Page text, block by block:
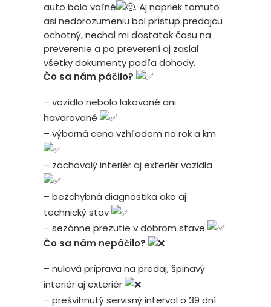
auto bolo voľné
. Aj napriek tomuto
asi nedorozumeniu bol prístup predajcu
ochotný, nechal mi dostatok času na
preverenie a po preverení aj zaslal
všetky dokumenty podľa dohody.
Čo sa nám páčilo?
– vozidlo nebolo lakované ani
havarované
– výborná cena vzhľadom na rok a km
– zachovalý interiér aj exteriér vozidla
– bezchybná diagnostika ako aj
technický stav
– sezónne prezutie v dobrom stave
Čo sa nám nepáčilo?
– nulová príprava na predaj, špinavý
interiér aj exteriér
– prešvihnutý servisný interval o 39 dní